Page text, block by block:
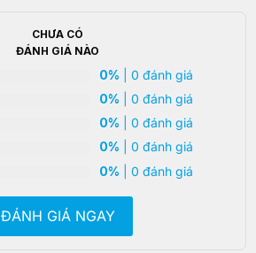
CHƯA CÓ
ĐÁNH GIÁ NÀO
0% | 0 đánh giá
0% | 0 đánh giá
0% | 0 đánh giá
0% | 0 đánh giá
0% | 0 đánh giá
ĐÁNH GIÁ NGAY